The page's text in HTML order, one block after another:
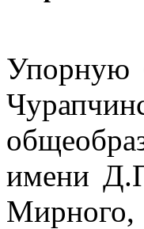
Упорную
имени